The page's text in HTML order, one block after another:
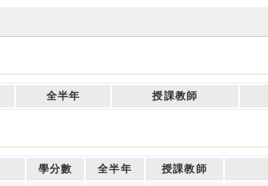
全半年 授課教師
學分數 全半年 授課教師